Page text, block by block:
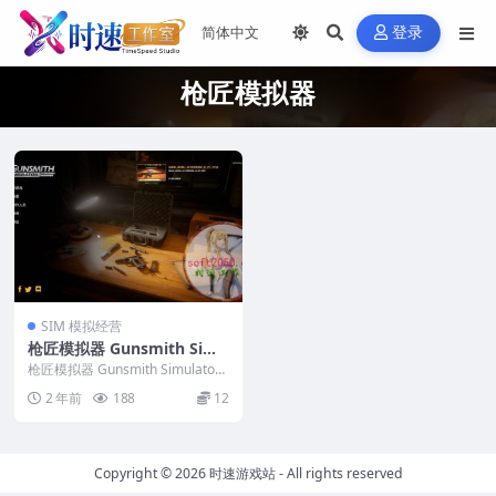
登录
枪匠模拟器
SIM 模拟经营
枪匠模拟器 Gunsmith Simu
lator PC电脑游戏 适用WIN1
1 WIN10
枪匠模拟器 Gunsmith Simulator
2 年前 188 12
Copyright © 2026时速游戏站- All rights reserved